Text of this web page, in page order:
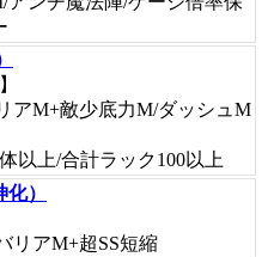
アM+敵少底力M/ダッシュM
以上/合計ラック100以上
）
リアM+超SS短縮